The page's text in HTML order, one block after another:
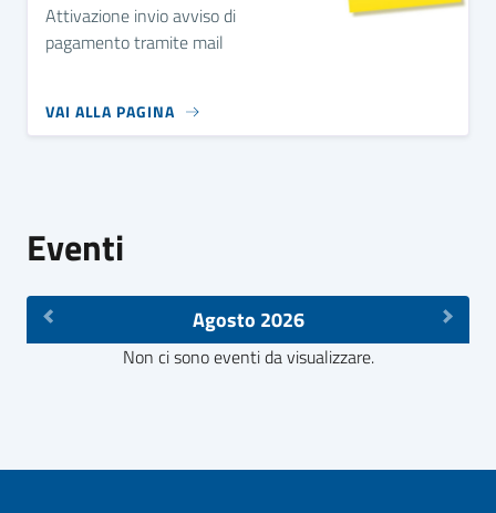
Attivazione invio avviso di
pagamento tramite mail
VAI ALLA PAGINA
Eventi
Agosto 2026
Non ci sono eventi da visualizzare.